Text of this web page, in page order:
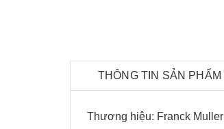
THÔNG TIN SẢN PHẨM
Thương hiệu: Franck Muller